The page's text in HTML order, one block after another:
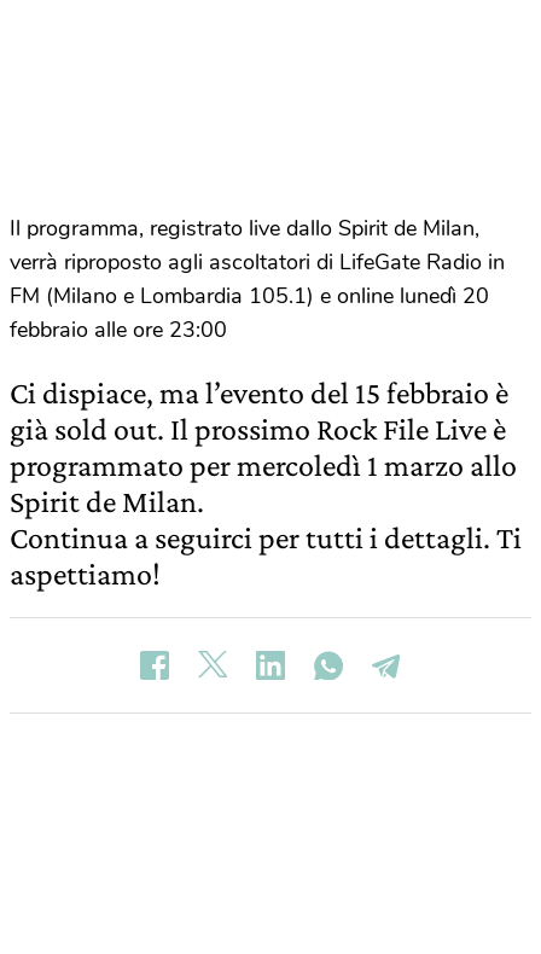
Il programma, registrato live dallo Spirit de Milan,
verrà riproposto agli ascoltatori di LifeGate Radio in
FM (Milano e Lombardia 105.1) e online lunedì 20
febbraio alle ore 23:00
Ci dispiace, ma l’evento del 15 febbraio è
già sold out. Il prossimo Rock File Live è
programmato per mercoledì 1 marzo allo
Spirit de Milan.
Continua a seguirci per tutti i dettagli. Ti
aspettiamo!